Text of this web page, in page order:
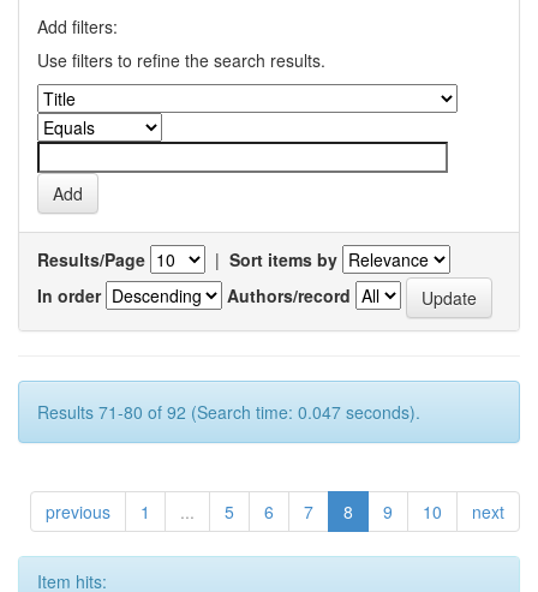
Add filters:
Use filters to refine the search results.
Results/Page | Sort items by
In order
Authors/record
Results 71-80 of 92 (Search time: 0.047 seconds).
previous 1 ... 5 6 7 8 9 10 next
Item hits: